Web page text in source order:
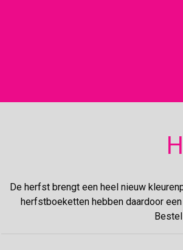
De herfst brengt een heel nieuw
herfstboeketten hebben daardoor